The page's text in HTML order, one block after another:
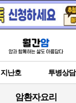
지난호 투병상담
암환자요리